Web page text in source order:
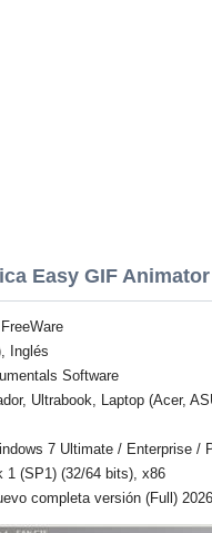
Easy GIF Animator
Inglés
Software
Ultrabook, Laptop (Acer,
7 Ultimate / Enterprise /
1 (SP1) (32/64 bits), x86
completa versión (Full) 2026